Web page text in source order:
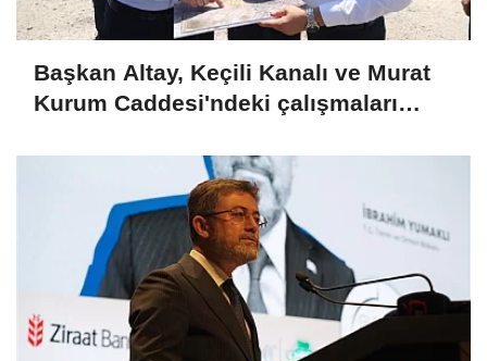
Başkan Altay, Keçili Kanalı ve Murat
Kurum Caddesi'ndeki çalışmaları